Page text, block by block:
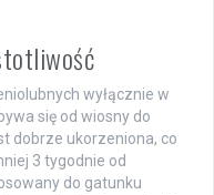
wyłącznie w
się od wiosny do
dobrze ukorzeniona, co
3 tygodnie od
do gatunku